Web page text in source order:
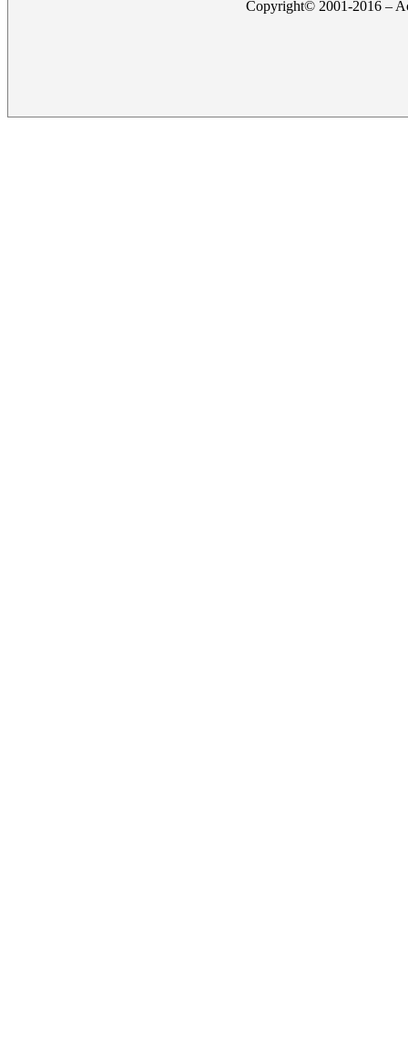
Copyright© 2001-2016 –